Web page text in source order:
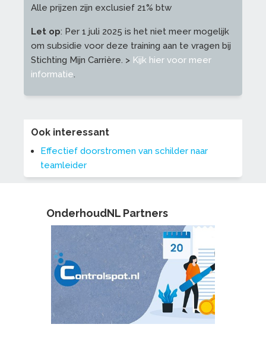
Alle prijzen zijn exclusief 21% btw
Let op: Per 1 juli 2025 is het niet meer mogelijk
om subsidie voor deze training aan te vragen bij
Stichting Mijn Carrière. > Kijk hier voor meer
informatie.
Ook interessant
Effectief doorstromen van schilder naar
teamleider
OnderhoudNL Partners